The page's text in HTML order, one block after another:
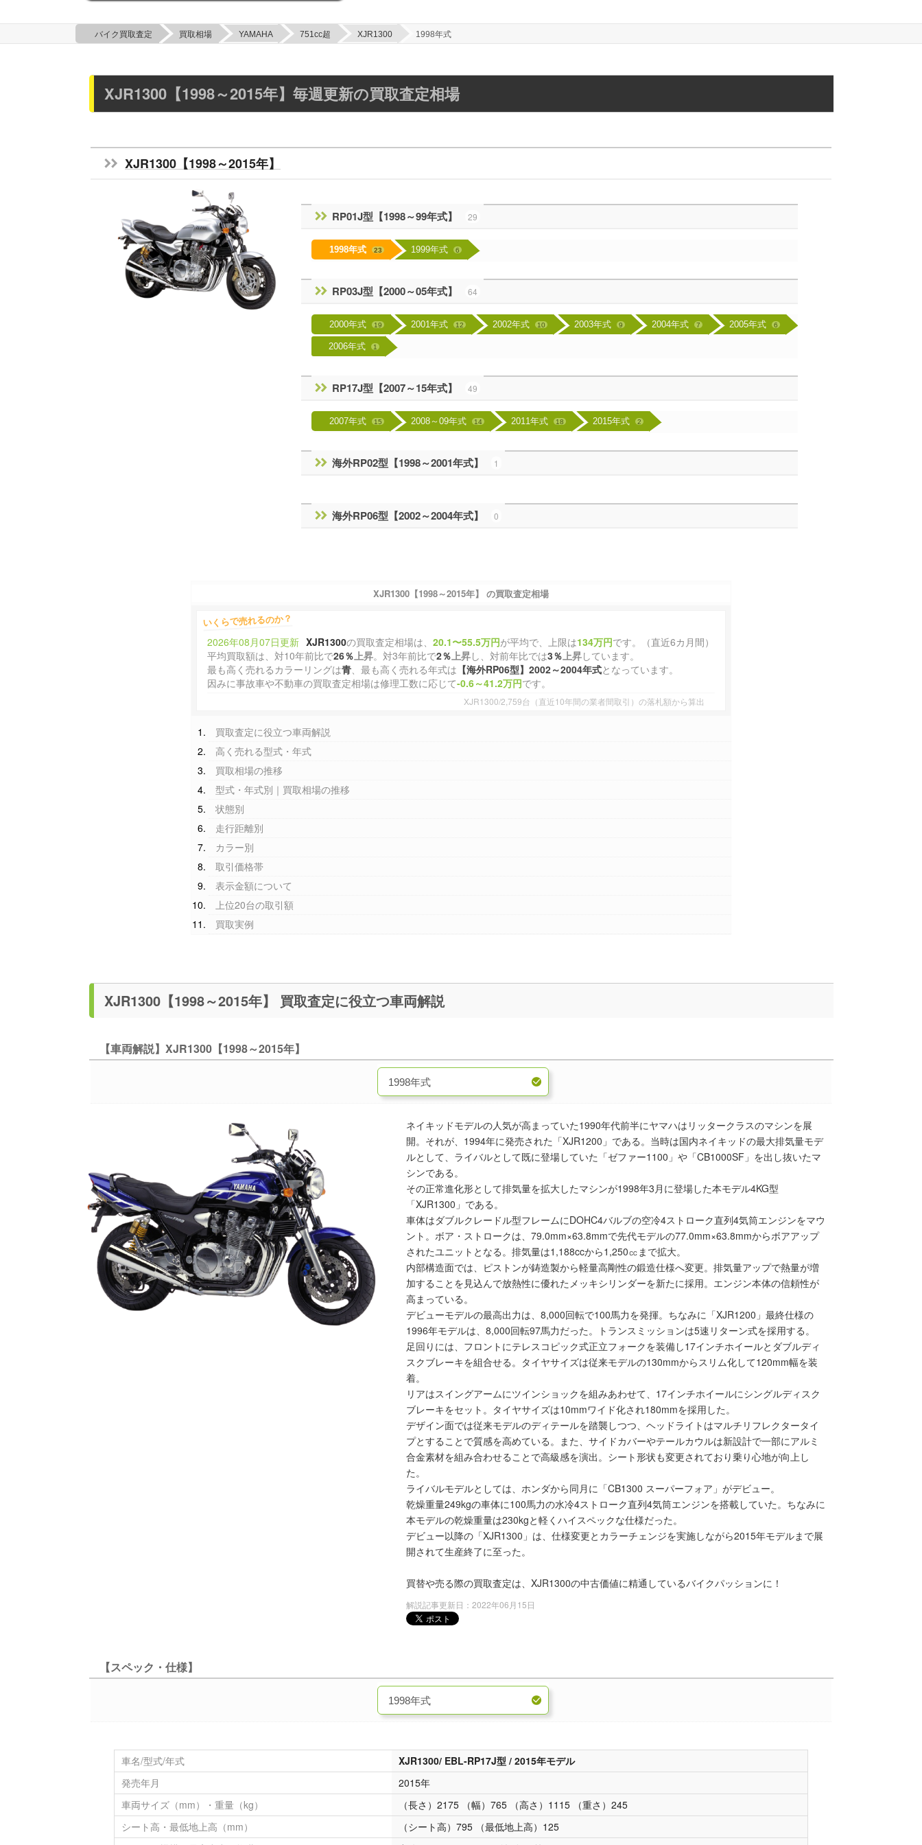
バイク買取査定 買取相場 YAMAHA 751cc超 XJR1300 1998年式
XJR1300【1998～2015年】毎週更新の買取査定相場
XJR1300【1998～2015年】
RP01J型【1998～99年式】 29
1998年式 23 1999年式 6
RP03J型【2000～05年式】 64
2000年式 19 2001年式 12 2002年式 10 2003年式 9 2004年式 7 2005年式 6
2006年式 1
RP17J型【2007～15年式】 49
2007年式 15 2008～09年式 14 2011年式 18 2015年式 2
海外RP02型【1998～2001年式】 1
海外RP06型【2002～2004年式】 0
XJR1300【1998～2015年】 の買取査定相場
いくらで売れるのか？
2026年08月07日更新 XJR1300の買取査定相場は、20.1〜55.5万円が平均で、上限は134万円です。（直近6カ月間）
平均買取額は、対10年前比で26％上昇。対3年前比で2％上昇し、対前年比では3％上昇しています。
最も高く売れるカラーリングは青、最も高く売れる年式は 【海外RP06型】2002～2004年式となっています。
因みに事故車や不動車の買取査定相場は修理工数に応じて-0.6～41.2万円です。
XJR1300/2,759台（直近10年間の業者間取引）の落札額から算出
買取査定に役立つ車両解説
高く売れる型式・年式
買取相場の推移
型式・年式別｜買取相場の推移
状態別
走行距離別
カラー別
取引価格帯
表示金額について
上位20台の取引額
買取実例
XJR1300【1998～2015年】 買取査定に役立つ車両解説
【車両解説】XJR1300【1998～2015年】
ネイキッドモデルの人気が高まっていた1990年代前半にヤマハはリッタークラスのマシンを展
開。それが、1994年に発売された「XJR1200」である。当時は国内ネイキッドの最大排気量モデ
ルとして、ライバルとして既に登場していた「ゼファー1100」や「CB1000SF」を出し抜いたマ
シンである。
その正常進化形として排気量を拡大したマシンが1998年3月に登場した本モデル4KG型
「XJR1300」である。
車体はダブルクレードル型フレームにDOHC4バルブの空冷4ストローク直列4気筒エンジンをマウ
ント。ボア・ストロークは、79.0mm×63.8mmで先代モデルの77.0mm×63.8mmからボアアップ
されたユニットとなる。排気量は1,188ccから1,250㏄まで拡大。
内部構造面では、ピストンが鋳造製から軽量高剛性の鍛造仕様へ変更。排気量アップで熱量が増
加することを見込んで放熱性に優れたメッキシリンダーを新たに採用。エンジン本体の信頼性が
高まっている。
デビューモデルの最高出力は、8,000回転で100馬力を発揮。ちなみに「XJR1200」最終仕様の
1996年モデルは、8,000回転97馬力だった。トランスミッションは5速リターン式を採用する。
足回りには、フロントにテレスコピック式正立フォークを装備し17インチホイールとダブルディ
スクブレーキを組合せる。タイヤサイズは従来モデルの130mmからスリム化して120mm幅を装
着。
リアはスイングアームにツインショックを組みあわせて、17インチホイールにシングルディスク
ブレーキをセット。タイヤサイズは10mmワイド化され180mmを採用した。
デザイン面では従来モデルのディテールを踏襲しつつ、ヘッドライトはマルチリフレクタータイ
プとすることで質感を高めている。また、サイドカバーやテールカウルは新設計で一部にアルミ
合金素材を組み合わせることで高級感を演出。シート形状も変更されており乗り心地が向上し
た。
ライバルモデルとしては、ホンダから同月に「CB1300 スーパーフォア」がデビュー。
乾燥重量249kgの車体に100馬力の水冷4ストローク直列4気筒エンジンを搭載していた。ちなみに
本モデルの乾燥重量は230kgと軽くハイスペックな仕様だった。
デビュー以降の「XJR1300」は、仕様変更とカラーチェンジを実施しながら2015年モデルまで展
開されて生産終了に至った。
買替や売る際の買取査定は、XJR1300の中古価値に精通しているバイクパッションに！
解説記事更新日：2022年06月15日
【スペック・仕様】
車名/型式/年式
XJR1300/ EBL-RP17J型 / 2015年モデル
発売年月
2015年
車両サイズ（mm）・重量（kg）
（長さ）2175 （幅）765 （高さ）1115 （重さ）245
シート高・最低地上高（mm）
（シート高）795 （最低地上高）125